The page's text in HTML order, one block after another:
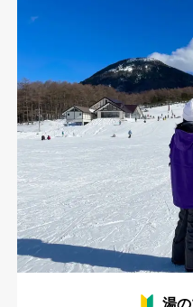
群馬みなかみほうだいぎスキ
スノーパーク尾瀬戸倉
かた
軽井沢スノーパーク
軽井沢プリンスホテルスキ
シャトレー
湯